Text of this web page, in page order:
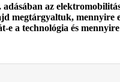
adásában az
megtárgyaltuk,
e a technológia és